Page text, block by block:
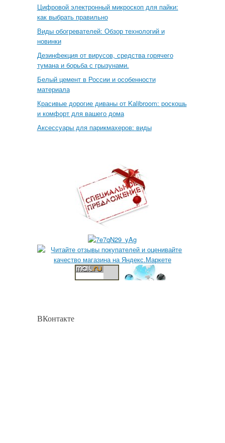
Цифровой электронный микроскоп для пайки:
как выбрать правильно
Виды обогревателей: Обзор технологий и
новинки
Дезинфекция от вирусов, средства горячего
тумана и борьба с грызунами.
Белый цемент в России и особенности
материала
Красивые дорогие диваны от Kalibroom: роскошь
и комфорт для вашего дома
Аксессуары для парикмахеров: виды
ВКонтакте